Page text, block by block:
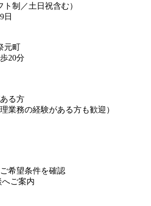
ト制／土日祝含む）
日
元町
20分
る方
業務の経験がある方も歓迎）
希望条件を確認
ご案内